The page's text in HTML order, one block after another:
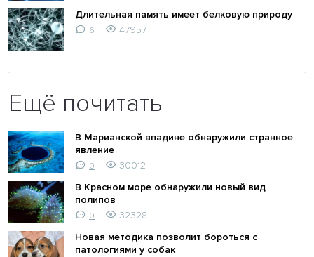
Длительная память имеет белковую природу
6 47957
Ещё почитать
В Марианской впадине обнаружили странное
явление
0
30012
В Красном море обнаружили новый вид
полипов
0
32328
Новая методика позволит бороться с
патологиями у собак